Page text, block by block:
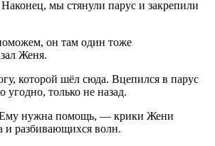
мы стянули парус и закрепили
он там один тоже
Женя.
которой шёл сюда. Вцепился в парус
угодно, только не назад.
нужна помощь, — крики Жени
и разбивающихся волн.